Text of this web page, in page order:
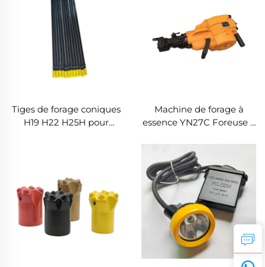
Tiges de forage coniques
H19 H22 H25H pour
Machine de forage à
essence YN27C Foreuse à
portable Marteau
perforateur